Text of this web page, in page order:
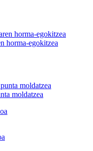
horma-egokitzea
moldatzea